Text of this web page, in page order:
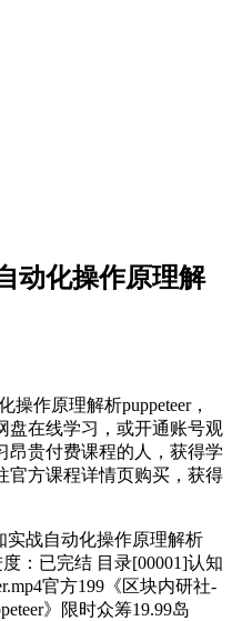
动化操作原理解
作原理解析puppeteer，
盘在线学习，或开通账号观
昂贵付费课程的人，获得学
官方课程详情页购买，获得
实战自动化操作原理解析
：已完结 目录[00001]认知
官方199《区块内研社-
》限时众筹19.99岛